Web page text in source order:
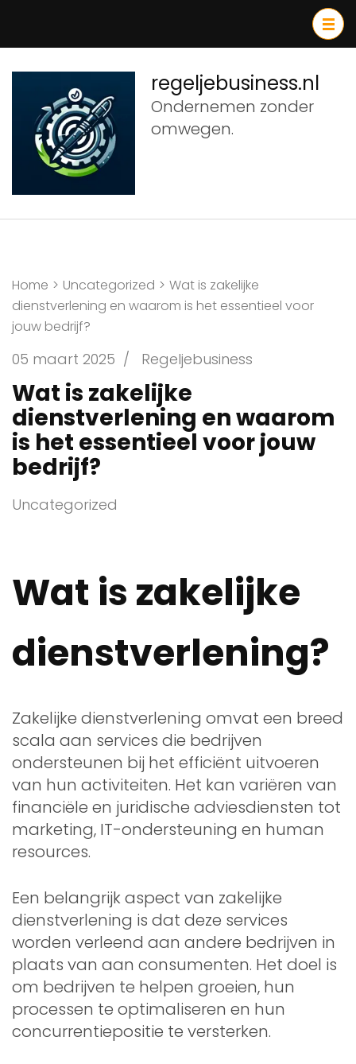
inhoud
(druk
Enter)
regeljebusiness.nl
Ondernemen zonder
omwegen.
Home > Uncategorized > Wat is zakelijke
dienstverlening en waarom is het essentieel voor
jouw bedrijf?
05 maart 2025 / Regeljebusiness
Wat is zakelijke
dienstverlening en waarom
is het essentieel voor jouw
bedrijf?
Uncategorized
Wat is zakelijke
dienstverlening?
Zakelijke dienstverlening omvat een breed
scala aan services die bedrijven
ondersteunen bij het efficiënt uitvoeren
van hun activiteiten. Het kan variëren van
financiële en juridische adviesdiensten tot
marketing, IT-ondersteuning en human
resources.
Een belangrijk aspect van zakelijke
dienstverlening is dat deze services
worden verleend aan andere bedrijven in
plaats van aan consumenten. Het doel is
om bedrijven te helpen groeien, hun
processen te optimaliseren en hun
concurrentiepositie te versterken.